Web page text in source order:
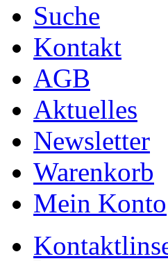
Suche
Kontakt
AGB
Aktuelles
Newsletter
Warenkorb
Mein Konto